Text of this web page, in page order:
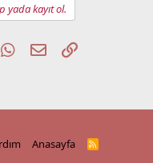
yada kayıt ol.
WhatsApp
E-postaLink
Anasayfa
R